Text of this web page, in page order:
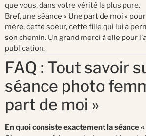
que vous, dans votre vérité la plus pure.
Bref, une séance « Une part de moi »
mère, cette soeur, cette fille qui lui a
son chemin. Un grand merci à elle pour
publication.
FAQ : Tout savoir
séance photo
part de moi »
En quoi consiste exactement la séance «